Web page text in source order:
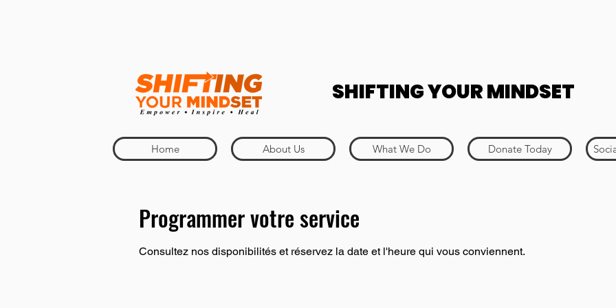
SHIFTING YOUR MINDSET
Home About Us What We Do Donate Today
Programmer votre service
Consultez nos disponibilités et réservez la date et l'heure qui vous conviennent.